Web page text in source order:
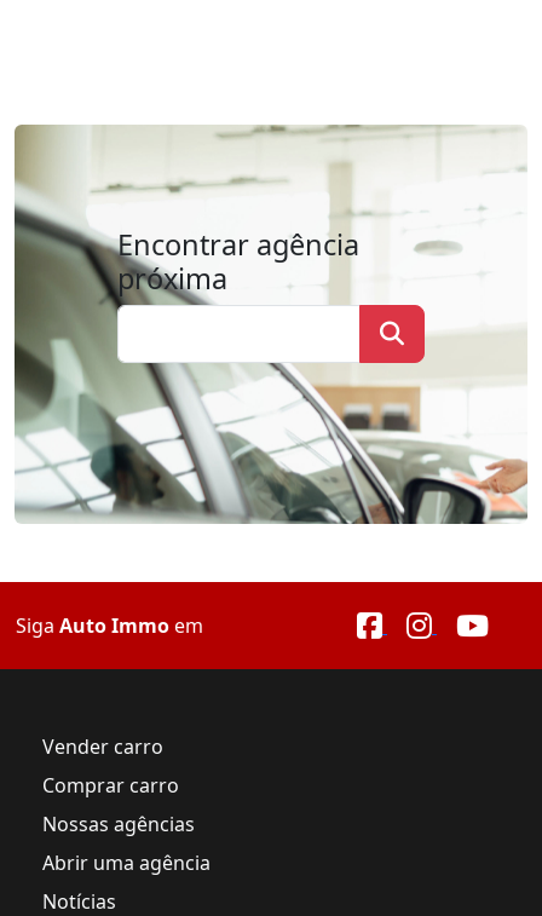
Encontrar agência
próxima
Siga Auto Immoem
Vender carro
Comprar carro
Nossas agências
Abrir uma agência
Notícias